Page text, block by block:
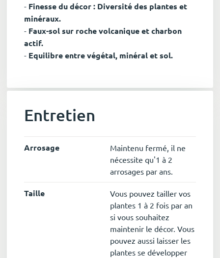
- Finesse du décor : Diversité des plantes et
minéraux.
- Faux-sol sur roche volcanique et charbon
actif.
- Equilibre entre végétal, minéral et sol.
Entretien
Arrosage
Maintenu fermé, il ne
nécessite qu'1 à 2
arrosages par ans.
Taille
Vous pouvez tailler vos
plantes 1 à 2 fois par an
si vous souhaitez
maintenir le décor. Vous
pouvez aussi laisser les
plantes se développer